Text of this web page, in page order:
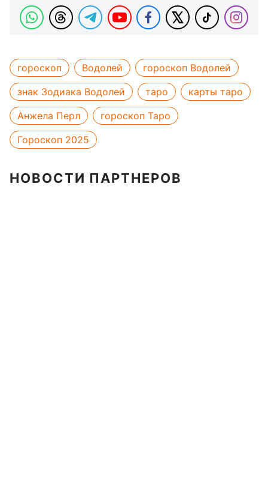
гороскоп Водолей
гороскоп Водолей
знак Зодиака Водолей
таро
карты таро
Анжела Перл
гороскоп Таро
Гороскоп 2025
НОВОСТИ ПАРТНЕРОВ